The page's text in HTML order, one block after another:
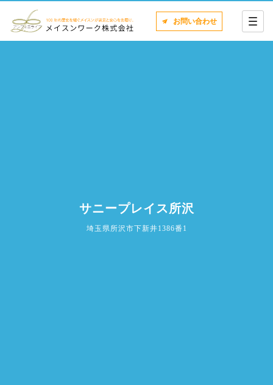
お問い合わせ
サニープレイス所沢
埼玉県所沢市下新井1386番1